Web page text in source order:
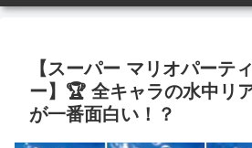
【スーパー マリオパーテ
ー】🏆 全キャラの水中リ
が一番面白い！？